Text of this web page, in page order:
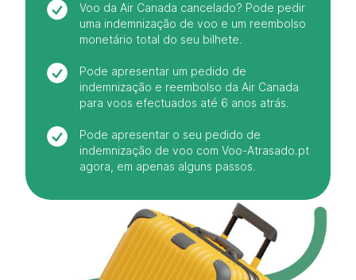
Voo da Air Canada cancelado? Pode pedir
uma indemnização de voo e um reembolso
monetário total do seu bilhete.
Pode apresentar um pedido de
indemnização e reembolso da Air Canada
para voos efectuados até 6 anos atrás.
Pode apresentar o seu pedido de
indemnização de voo com Voo-Atrasado.pt
agora, em apenas alguns passos.